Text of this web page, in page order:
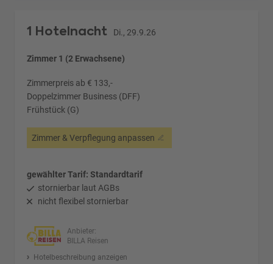
1 Hotelnacht Di., 29.9.26
Zimmer 1 (2 Erwachsene)
Zimmerpreis ab € 133,-
Doppelzimmer Business (DFF)
Frühstück (G)
Zimmer & Verpflegung anpassen
gewählter Tarif: Standardtarif
stornierbar laut AGBs
nicht flexibel stornierbar
Anbieter:
BILLA Reisen
Hotelbeschreibung anzeigen